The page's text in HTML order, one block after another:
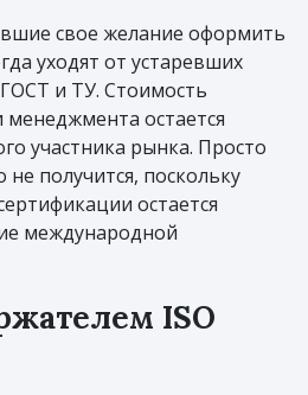
свое желание оформить
уходят от устаревших
и ТУ. Стоимость
остается
участника рынка. Просто
не получится, поскольку
остается
международной
ISO